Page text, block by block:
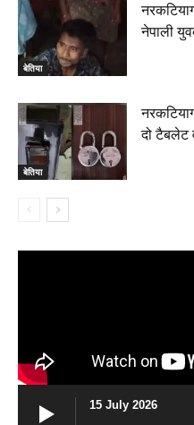
बेतिया
नेपाली
बेतिया
दो टैबलेट
15 July 2026